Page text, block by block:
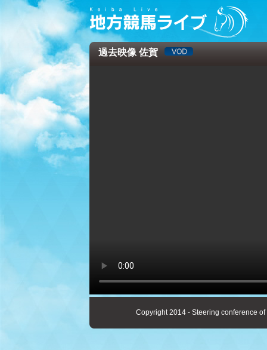
過去映像 佐賀
Copyright 2014 - Steering conference